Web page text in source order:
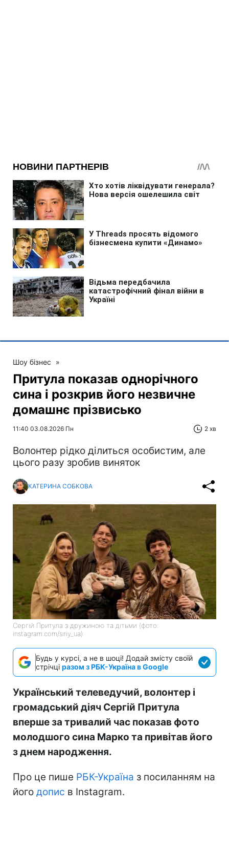
Шоу бізнес »
Притула показав однорічного
сина і розкрив його незвичне
домашнє прізвисько
11:40 03.08.2026 Пн 2 хв
Волонтер рідко ділиться особистим, але
цього разу зробив виняток
КАТЕРИНА СОБКОВА
Сергій Притула з дружиною та дітьми (фото:
instagram.com/siriy_ua)
Будь у курсі, а не в шоці! Додай змісту своїй
стрічці разом з РБК-Україна в Google
Український телеведучий, волонтер і
громадський діяч Сергій Притула
вперше за тривалий час показав фото
молодшого сина Марко та привітав його
з днем народження.
Про це пише РБК-Україна з посиланням на
його допис в Instagram.